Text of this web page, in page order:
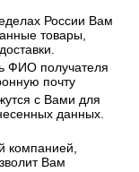
России Вам
товары,
ФИО получателя
почту
с Вами для
данных.
компанией,
Вам